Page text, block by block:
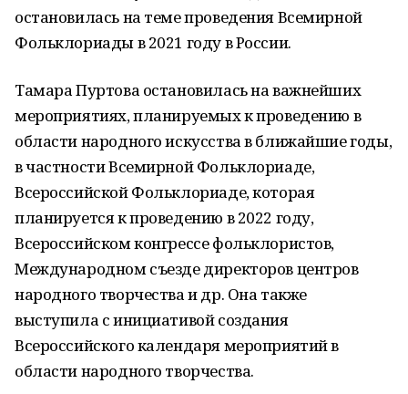
остановилась на теме проведения Всемирной
Фольклориады в 2021 году в России.
Тамара Пуртова остановилась на важнейших
мероприятиях, планируемых к проведению в
области народного искусства в ближайшие годы,
в частности Всемирной Фольклориаде,
Всероссийской Фольклориаде, которая
планируется к проведению в 2022 году,
Всероссийском конгрессе фольклористов,
Международном съезде директоров центров
народного творчества и др. Она также
выступила с инициативой создания
Всероссийского календаря мероприятий в
области народного творчества.